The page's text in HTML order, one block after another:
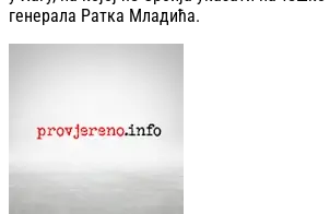
генерала Ратка Младића.